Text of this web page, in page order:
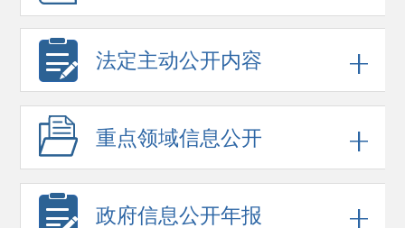
法定主动公开内容
重点领域信息公开
政府信息公开年报